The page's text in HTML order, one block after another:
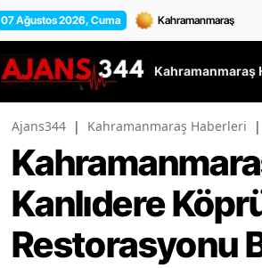
07 Ağustos 2026, Cuma
Kahramanmaraş
Ajans344 | Kahramanmaraş Haberleri |
Kanlıdere
Restorasyonu